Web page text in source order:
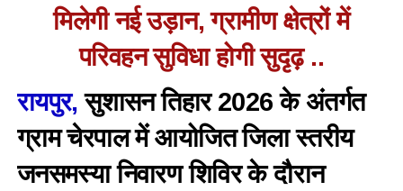
मिलेगी नई उड़ान, ग्रामीण क्षेत्रों में
परिवहन सुविधा होगी सुदृढ़ ..
रायपुर, सुशासन तिहार 2026 के अंतर्गत
ग्राम चेरपाल में आयोजित जिला स्तरीय
जनसमस्या निवारण शिविर के दौरान